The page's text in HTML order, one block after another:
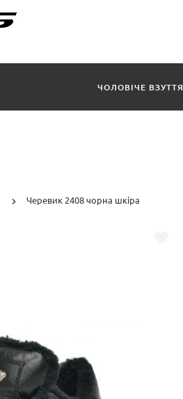
ЧОЛОВІЧЕ ВЗУТТЯ
Черевик 2408 чорна шкіра